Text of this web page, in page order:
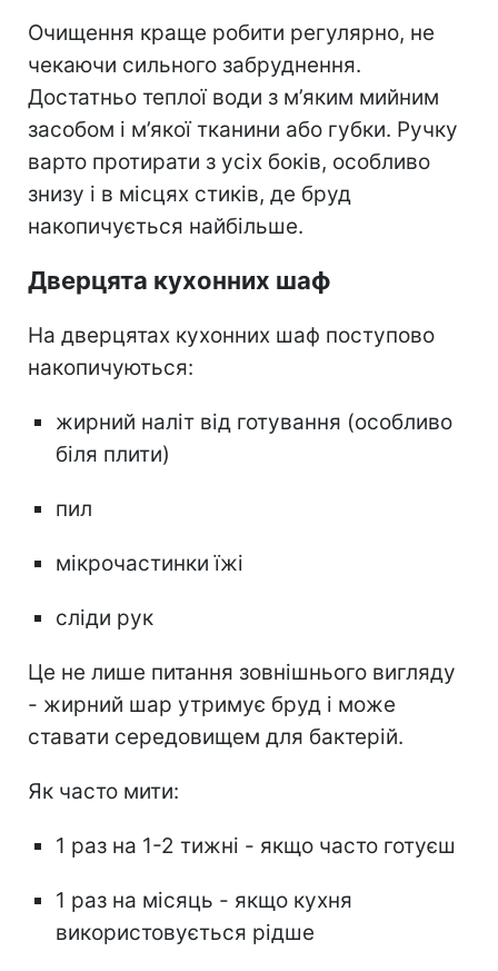
Очищення краще робити регулярно, не
чекаючи сильного забруднення.
Достатньо теплої води з м’яким мийним
засобом і м’якої тканини або губки. Ручку
варто протирати з усіх боків, особливо
знизу і в місцях стиків, де бруд
накопичується найбільше.
Дверцята кухонних шаф
На дверцятах кухонних шаф поступово
накопичуються:
жирний наліт від готування (особливо
біля плити)
пил
мікрочастинки їжі
сліди рук
Це не лише питання зовнішнього вигляду
- жирний шар утримує бруд і може
ставати середовищем для бактерій.
Як часто мити:
1 раз на 1-2 тижні - якщо часто готуєш
1 раз на місяць - якщо кухня
використовується рідше